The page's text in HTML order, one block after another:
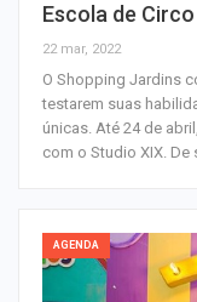
Escola de
22 mar, 2022
O Shopping Jardins
testarem suas
únicas. Até 24 de
com o Studio XIX.
AGENDA